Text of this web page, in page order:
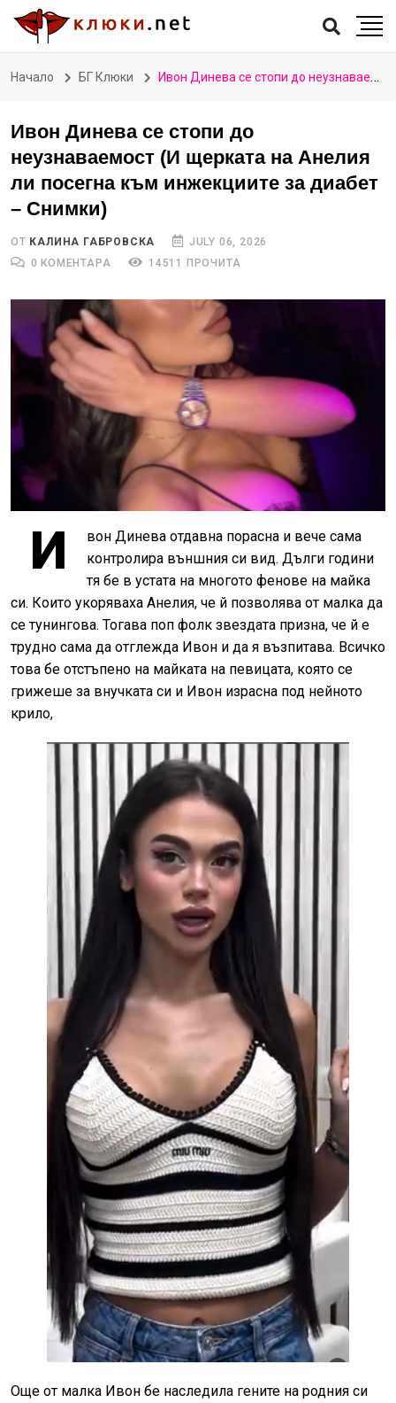
Начало БГ Клюки Ивон Динева се стопи до неузнаваемост (И щерката на Анелия ли посегна към инжекциите за диабет – Снимки)
Ивон Динева се стопи до
неузнаваемост (И щерката на Анелия
ли посегна към инжекциите за диабет
– Снимки)
ОТ КАЛИНА ГАБРОВСКА
JULY 06, 2026
0 КОМЕНТАРА
14511 ПРОЧИТА
И
вон Динева отдавна порасна и вече сама
контролира външния си вид. Дълги години
тя бе в устата на многото фенове на майка
си. Които укоряваха Анелия, че й позволява от малка да
се тунингова. Тогава поп фолк звездата призна, че й е
трудно сама да отглежда Ивон и да я възпитава. Всичко
това бе отстъпено на майката на певицата, която се
грижеше за внучката си и Ивон израсна под нейното
крило,
Още от малка Ивон бе наследила гените на родния си